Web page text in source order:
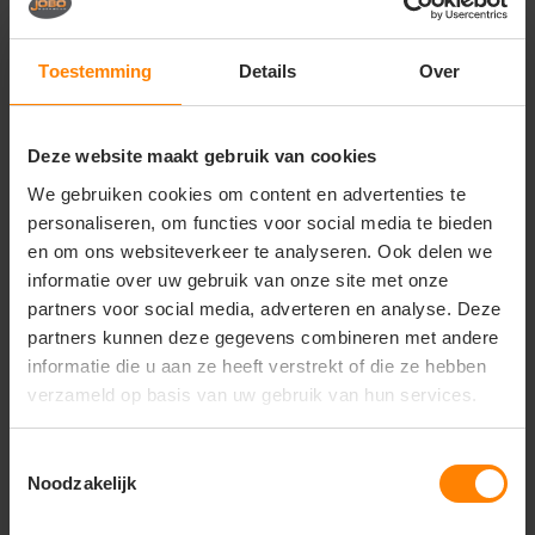
Toestemming Details Over
Deze website maakt gebruik van cookies
We gebruiken cookies om content en advertenties te
personaliseren, om functies voor social media te bieden
en om ons websiteverkeer te analyseren. Ook delen we
informatie over uw gebruik van onze site met onze
partners voor social media, adverteren en analyse. Deze
partners kunnen deze gegevens combineren met andere
informatie die u aan ze heeft verstrekt of die ze hebben
verzameld op basis van uw gebruik van hun services.
Noodzakelijk
• Teams en events
• Merchandising en branding
Belangrijkste kenmerken
• Type: unisex hoodie
polyester
• Stofgewicht: 280 g/m²
• Raglanmouwen
• Kangoeroezak
• 2x2 ribboorden
• Capuchon met trekkoord, oogjes en stoppers
• NO LABEL
• Duurzaam en comfortabel